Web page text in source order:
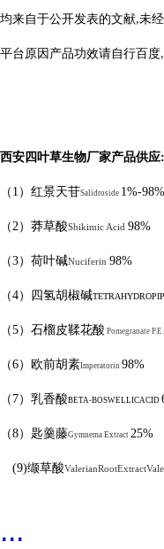
均来自于公开发表的文献,未
平台原因产品功效请自行百度,
西安四叶草生物厂家产品供应:
（ 1 ）红景天苷Salidroside 1%-98%
（ 2 ）莽草酸Shikimic Acid 98%
（3）荷叶碱Nuciferin 98%
（4）四氢胡椒碱
（5）石榴皮鞣花酸 Pomegranate P.E.
（6）欧前胡素Imperatorin 98%
（ 7）乳香酸BETA-BOSWELLICACID
（8）匙羹藤Gymnema Extract 25%
(9)缬草酸
...